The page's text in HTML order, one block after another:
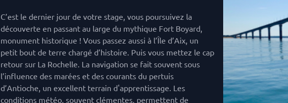
C’est le dernier jour de votre stage, vous poursuivez la
découverte en passant au large du mythique Fort Boyard,
monument historique ! Vous passez aussi à l’Île d’Aix, un
petit bout de terre chargé d’histoire. Puis vous mettez le cap
retour sur La Rochelle. La navigation se fait souvent sous
l’influence des marées et des courants du pertuis
d’Antioche, un excellent terrain d'apprentissage. Les
conditions météo, souvent clémentes, permettent de